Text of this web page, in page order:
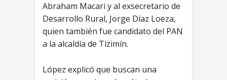
Abraham Macari y al exsecretario de
Desarrollo Rural, Jorge Díaz Loeza,
quien también fue candidato del PAN
a la alcaldía de Tizimín.
López explicó que buscan una